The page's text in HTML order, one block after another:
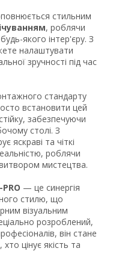
стильним
, роблячи
якого інтер'єру. З
налаштувати
зручності під час
стандарту
встановити цей
забезпечуючи
столі. З
яскраві та чіткі
роблячи
мистецтва.
— це синергія
стилю, що
візуальним
розроблений,
він стане
цінує якість та